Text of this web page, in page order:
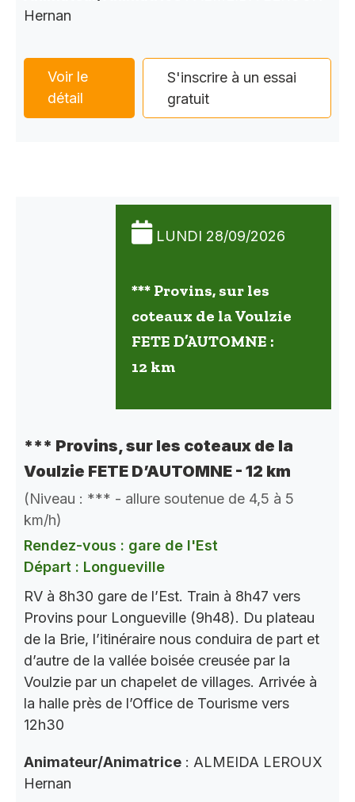
Hernan
Voir le
détail
S'inscrire à un essai
gratuit
LUNDI 28/09/2026
*** Provins, sur les
coteaux de la Voulzie
FETE D’AUTOMNE :
12 km
*** Provins, sur les coteaux de la
Voulzie FETE D’AUTOMNE - 12 km
(Niveau : *** - allure soutenue de 4,5 à 5
km/h)
Rendez-vous : gare de l'Est
Départ : Longueville
RV à 8h30 gare de l’Est. Train à 8h47 vers
Provins pour Longueville (9h48). Du plateau
de la Brie, l’itinéraire nous conduira de part et
d’autre de la vallée boisée creusée par la
Voulzie par un chapelet de villages. Arrivée à
la halle près de l’Office de Tourisme vers
12h30
Animateur/Animatrice : ALMEIDA LEROUX
Hernan